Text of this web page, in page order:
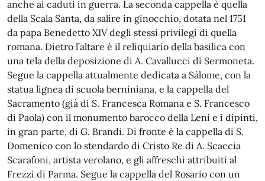
anche ai caduti in guerra. La seconda cappella è quella
della Scala Santa, da salire in ginocchio, dotata nel 1751
da papa Benedetto XIV degli stessi privilegi di quella
romana. Dietro l’altare è il reliquiario della basilica con
una tela della deposizione di A. Cavallucci di Sermoneta.
Segue la cappella attualmente dedicata a Sàlome, con la
statua lignea di scuola berniniana, e la cappella del
Sacramento (già di S. Francesca Romana e S. Francesco
di Paola) con il monumento barocco della Leni e i dipinti,
in gran parte, di G. Brandi. Di fronte è la cappella di S.
Domenico con lo stendardo di Cristo Re di A. Scaccia
Scarafoni, artista verolano, e gli affreschi attribuiti al
Frezzi di Parma. Segue la cappella del Rosario con un